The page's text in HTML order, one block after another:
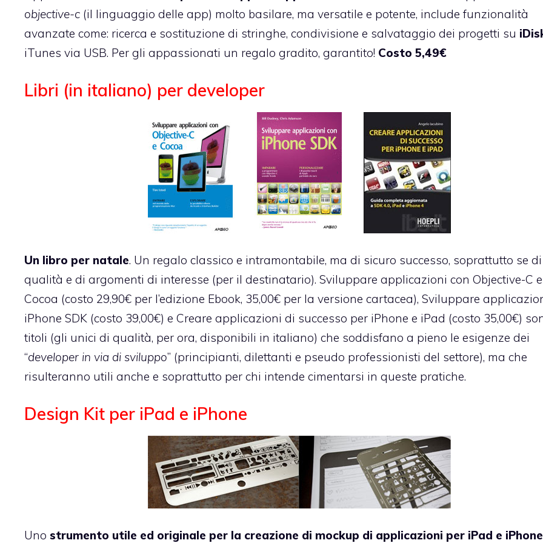
objective-c (il linguaggio delle app) molto basilare, ma versatile e potente, include funzionalità
avanzate come: ricerca e sostituzione di stringhe, condivisione e salvataggio dei progetti su
iTunes via USB. Per gli appassionati un regalo gradito, garantito! Costo 5,49€
Libri (in italiano) per developer
Un libro per natale. Un regalo classico e intramontabile, ma di sicuro successo, soprattutto se di
qualità e di argomenti di interesse (per il destinatario). Sviluppare applicazioni con Objective-C e
Cocoa (costo 29,90€ per l’edizione Ebook, 35,00€ per la versione cartacea), Sviluppare
iPhone SDK (costo 39,00€) e Creare applicazioni di successo per iPhone e iPad (costo 35,00€)
titoli (gli unici di qualità, per ora, disponibili in italiano) che soddisfano a pieno le esigenze dei
“developer in via di sviluppo” (principianti, dilettanti e pseudo professionisti del settore), ma che
risulteranno utili anche e soprattutto per chi intende cimentarsi in queste pratiche.
Design Kit per iPad e iPhone
Uno strumento utile ed originale per la creazione di mockup di applicazioni per iPad e iPhone